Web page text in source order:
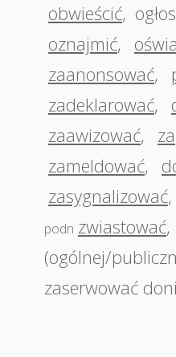
obwieścić,
oznajmić,
zaanonsować,
zadeklarować,
zaawizować,
zameldować,
zasygnalizować,
podn zwiastować,
(ogólnej/
zaserwować